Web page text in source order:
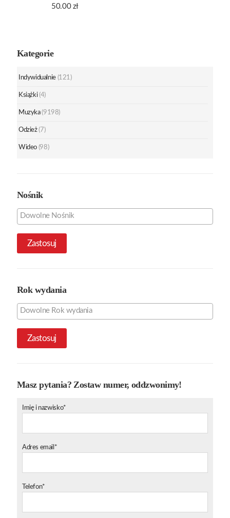
50.00 zł
Kategorie
Indywidualnie (121)
Książki (4)
Muzyka (9198)
Odzież (7)
Wideo (98)
Nośnik
Zastosuj
Rok wydania
Zastosuj
Masz pytania? Zostaw numer, oddzwonimy!
Imię i nazwisko*
Adres email*
Telefon*